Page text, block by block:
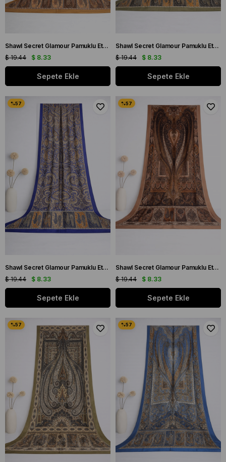
Shawl Secret Glamour Pamuklu Etnik Şal 2 - 52848 Hardal Sarı Turuncu
$ 8.33
$ 19.44
Sepete Ekle
Shawl Secret Glamour Pamuklu Etnik Şal 2 - 52851 Açık Yeşil Turuncu
$ 8.33
$ 19.44
Sepete Ekle
Shawl Secret Glamour Pamuklu Etnik Şal 2 - 52852 Saks Mavisi
$ 8.33
$ 19.44
Sepete Ekle
Shawl Secret Glamour Pamuklu Etnik Şal 2 - 52858 Kahverengi Hardal Krem
$ 8.33
$ 19.44
Sepete Ekle